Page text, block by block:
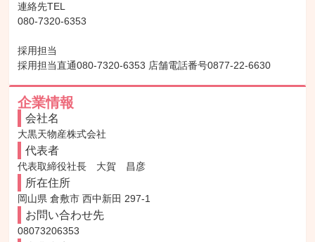
連絡先TEL
080-7320-6353
採用担当
採用担当直通080-7320-6353 店舗電話番号0877-22-6630
企業情報
会社名
大黒天物産株式会社
代表者
代表取締役社長　大賀　昌彦
所在住所
岡山県 倉敷市 西中新田 297-1
お問い合わせ先
08073206353